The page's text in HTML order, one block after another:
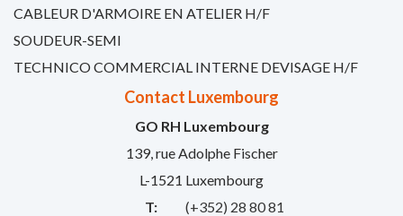
CABLEUR D'ARMOIRE EN ATELIER H/F
SOUDEUR-SEMI
TECHNICO COMMERCIAL INTERNE DEVISAGE H/F
Contact Luxembourg
GO RH Luxembourg
139, rue Adolphe Fischer
L-1521 Luxembourg
T:
(+352) 28 80 81